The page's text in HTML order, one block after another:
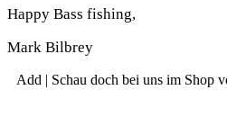
Hap­py Bass fishing,
Mark Bil­brey
Add | Schau doch bei uns im Shop